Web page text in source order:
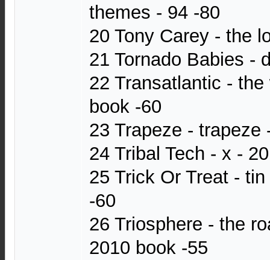
themes - 94 -80
20 Tony Carey - the
21 Tornado Babies -
22 Transatlantic -
book -60
23 Trapeze - trapeze
24 Tribal Tech - x -
25 Trick Or Treat -
-60
26 Triosphere - the
2010 book -55